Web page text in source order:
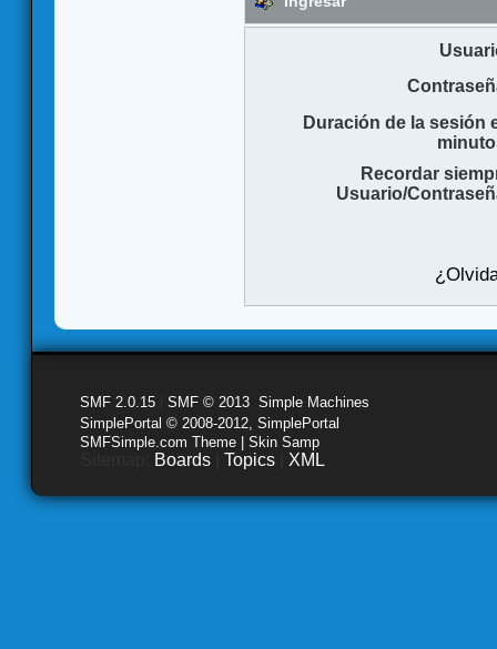
Duración de la sesión
Recordar
Usuario/
SMF 2.0.15 SMF © 2013 Simple Machines
SimplePortal © 2008-2012, SimplePortal
SMFSimple.com Theme | Skin Samp
Boards Topics XML